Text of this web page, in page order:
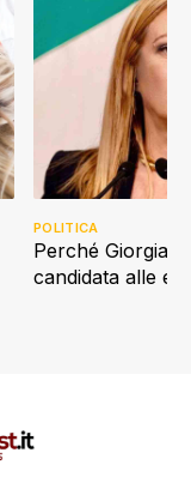
Perché Giorgia
candidata alle
POLITICA